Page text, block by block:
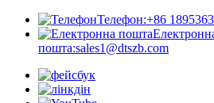
Телефон:+86
пошта:sales1@dtszb.com